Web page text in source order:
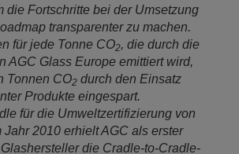
die Fortschritte bei der Umsetzung
transparenter zu machen.
für jede Tonne CO2, die durch die
AGC Glass Europe emittiert wird,
Tonnen CO2 durch den Einsatz
Produkte eingespart.
für die Umweltzertifizierung von
Jahr 2010 erhielt AGC als erster
die Cradle-to-Cradle-